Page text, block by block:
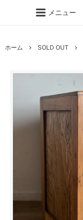
メニュー
ホーム SOLD OUT